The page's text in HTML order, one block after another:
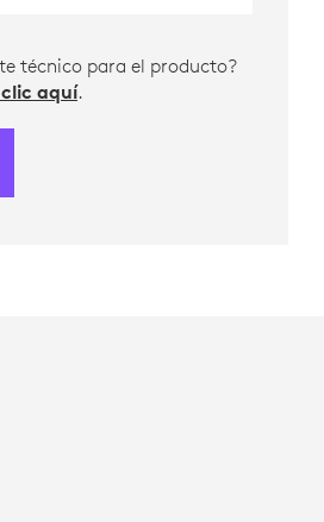
técnico para el producto?
aquí.